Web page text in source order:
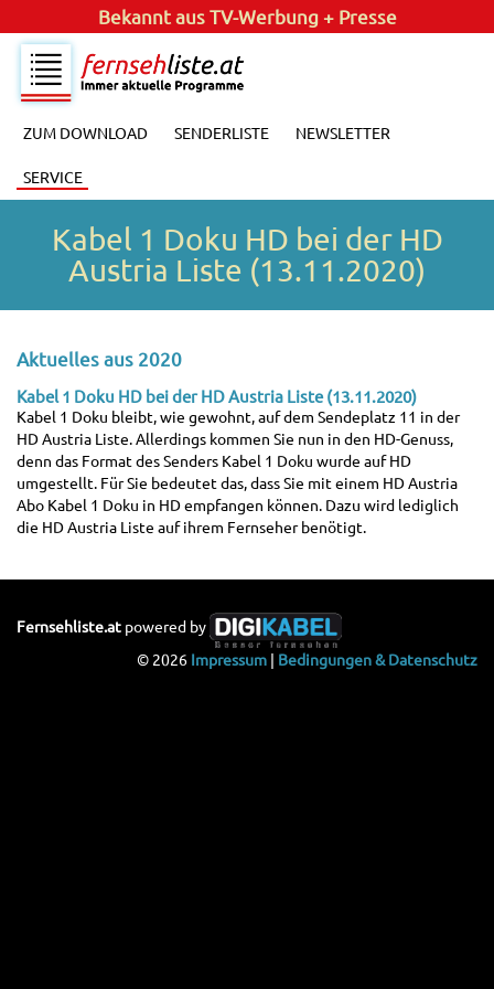
Bekannt ausTV-Werbung + Presse
ZUM DOWNLOAD SENDERLISTE NEWSLETTER
SERVICE
Kabel 1 Doku HD bei der HD
Austria Liste (13.11.2020)
Aktuelles aus 2020
Kabel 1 Doku HD bei der HD Austria Liste (13.11.2020)
Kabel 1 Doku bleibt, wie gewohnt, auf dem Sendeplatz 11 in der
HD Austria Liste. Allerdings kommen Sie nun in den HD-Genuss,
denn das Format des Senders Kabel 1 Doku wurde auf HD
umgestellt. Für Sie bedeutet das, dass Sie mit einem HD Austria
Abo Kabel 1 Doku in HD empfangen können. Dazu wird lediglich
die HD Austria Liste auf ihrem Fernseher benötigt.
Fernsehliste.at powered by
© 2026 Impressum | Bedingungen & Datenschutz